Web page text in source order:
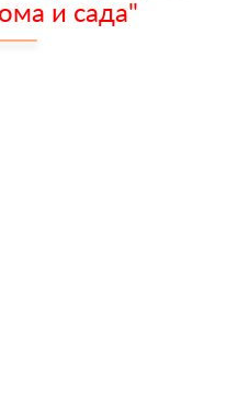
и сада"